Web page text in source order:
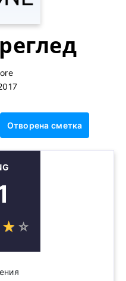
Отворена сметка
☆ ☆
★ ★